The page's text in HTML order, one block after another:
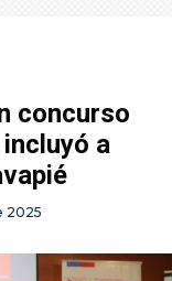
concurso
a
2025